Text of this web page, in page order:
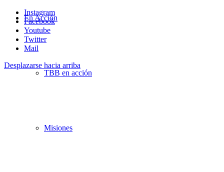
En Acción
TBB en acción
Misiones
Instagram
Facebook
Youtube
Twitter
Mail
Desplazarse hacia arriba